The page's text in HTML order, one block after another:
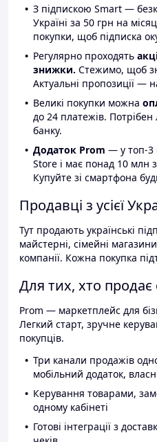
З підпискою Smart —
Україні за 50 грн на
покупки, щоб підписка
Регулярно проходять
знижки. Стежимо, щоб
Актуальні пропозиції —
Великі покупки можна
до 24 платежів.
банку.
Додаток Prom — у топ-3
Store і має понад 10 млн
Купуйте зі смартфона
Продавці з усієї
Тут продають українські
майстерні, сімейні
компанії. Кожна покупка
Для тих, хто
Prom — маркетплейс для
Легкий старт, зручне
покупців.
Три канали продажів
мобільний додаток,
Керування товарами,
одному кабінеті
Готові інтеграції з